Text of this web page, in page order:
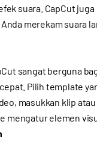
suara. CapCut juga
merekam suara
sangat berguna
Pilih template
masukkan klip
mengatur elemen